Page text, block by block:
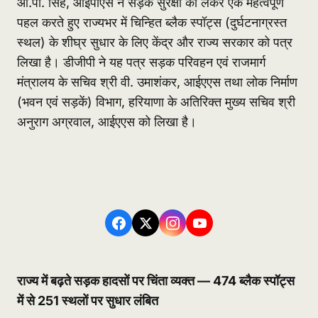
पहल करते हुए राज्यभर में चिन्हित ब्लैक स्पॉट्स (दुर्घटनाग्रस्त
स्थल) के शीघ्र सुधार के लिए केंद्र और राज्य सरकार को पत्र
लिखा है। डीजीपी ने यह पत्र सड़क परिवहन एवं राजमार्ग
मंत्रालय के सचिव श्री वी. उमाशंकर, आईएएस तथा लोक निर्माण
(भवन एवं सड़कें) विभाग, हरियाणा के अतिरिक्त मुख्य सचिव श्री
अनुराग अग्रवाल, आईएएस को लिखा है।
राज्य में बढ़ते सड़क हादसों पर चिंता व्यक्त — 474ब्लैक स्पॉट्स
में से 251स्थलों पर सुधार लंबित